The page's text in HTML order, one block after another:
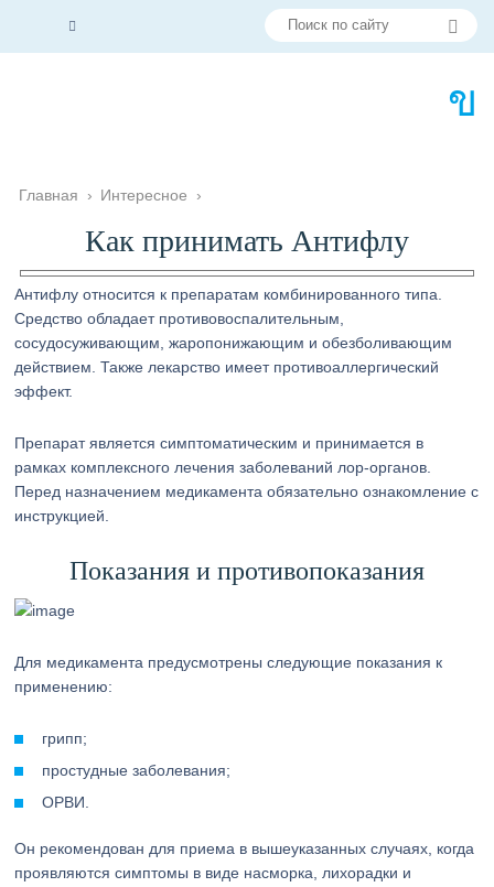
Главная › Интересное ›
Как принимать Антифлу
Антифлу относится к препаратам комбинированного типа.
Средство обладает противовоспалительным,
сосудосуживающим, жаропонижающим и обезболивающим
действием. Также лекарство имеет противоаллергический
эффект.
Препарат является симптоматическим и принимается в
рамках комплексного лечения заболеваний лор-органов.
Перед назначением медикамента обязательно ознакомление с
инструкцией.
Показания и противопоказания
Для медикамента предусмотрены следующие показания к
применению:
грипп;
простудные заболевания;
ОРВИ.
Он рекомендован для приема в вышеуказанных случаях, когда
проявляются симптомы в виде насморка, лихорадки и